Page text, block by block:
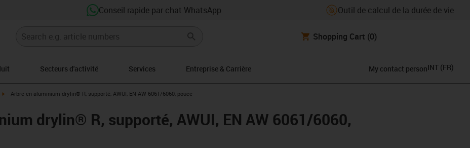
Conseil rapide par chat WhatsApp Outil de calcul de la durée de vie
Shopping Cart (0)
Secteurs d'activité Services Entreprise & Carrière My contact personINT (FR)
igus-icon-arrow-right
Arbre en aluminium drylin® R, supporté, AWUI, EN AW 6061/6060, pouce
drylin® R, supporté, AWUI, EN AW 6061/6060,